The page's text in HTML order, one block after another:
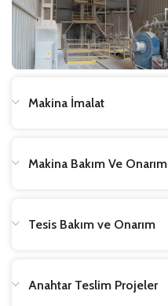
Makina İmalat
Makina Bakım Ve Onarım
Tesis Bakım ve Onarım
Anahtar Teslim Projeler